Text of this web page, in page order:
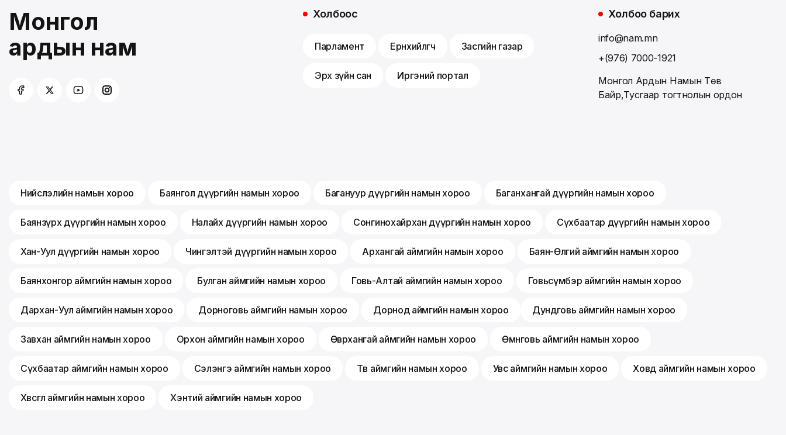
Монгол
ардын нам
Холбоос
Парламент Ерөнхийлөгч Засгийн газар
Эрх зүйн сан Иргэний портал
Холбоо барих
info@nam.mn
+(976) 7000-1921
Монгол Ардын Намын Төв
Байр,Тусгаар тогтнолын ордон
Нийслэлийн намын хороо Баянгол дүүргийн намын хороо Багануур дүүргийн намын хороо Баганхангай дүүргийн намын хороо
Баянзүрх дүүргийн намын хороо Налайх дүүргийн намын хороо Сонгинохайрхан дүүргийн намын хороо Сүхбаатар дүүргийн намын хороо
Хан-Уул дүүргийн намын хороо Чингэлтэй дүүргийн намын хороо Архангай аймгийн намын хороо Баян-Өлгий аймгийн намын хороо
Баянхонгор аймгийн намын хороо Булган аймгийн намын хороо Говь-Алтай аймгийн намын хороо Говьсүмбэр аймгийн намын хороо
Дархан-Уул аймгийн намын хороо Дорноговь аймгийн намын хороо Дорнод аймгийн намын хороо Дундговь аймгийн намын хороо
Завхан аймгийн намын хороо Орхон аймгийн намын хороо Өвөрхангай аймгийн намын хороо Өмнөговь аймгийн намын хороо
Сүхбаатар аймгийн намын хороо Сэлэнгэ аймгийн намын хороо Төв аймгийн намын хороо Увс аймгийн намын хороо Ховд аймгийн намын хороо
Хөвсгөл аймгийн намын хороо Хэнтий аймгийн намын хороо